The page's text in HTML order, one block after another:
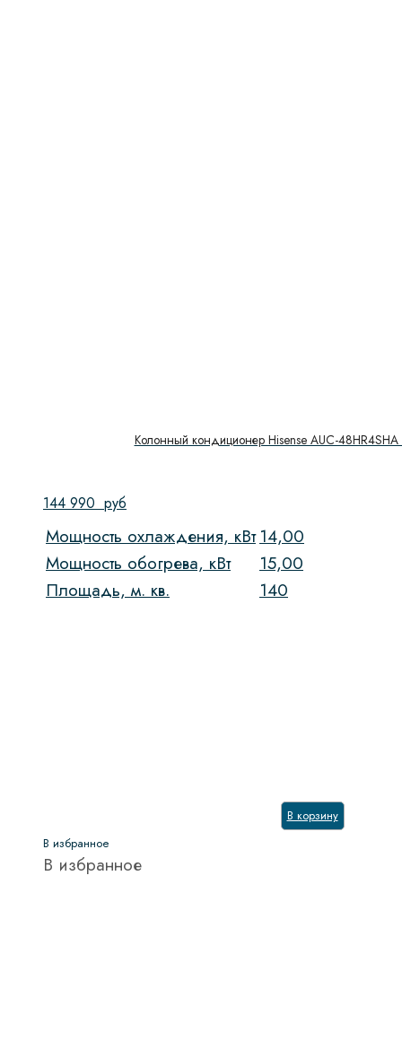
Колонный кондиционер Hisense AUC-
144 990 руб
Мощность охлаждения, кВт14,00
Мощность обогрева, кВт
15,00
Площадь, м. кв.
140
В корзину
В избранное
В избранное